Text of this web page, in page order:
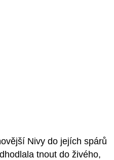
Nivy do jejích spárů
tnout do živého,